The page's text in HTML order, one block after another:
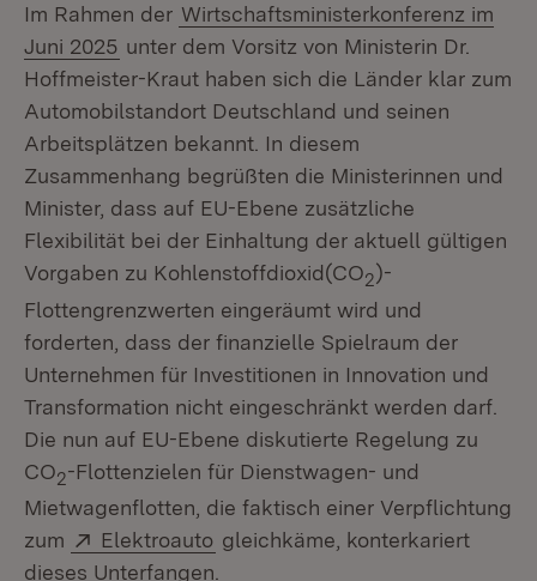
Im Rahmen der Wirtschaftsministerkonferenz im
Juni 2025 unter dem Vorsitz von Ministerin Dr.
Hoffmeister-Kraut haben sich die Länder klar zum
Automobilstandort Deutschland und seinen
Arbeitsplätzen bekannt. In diesem
Zusammenhang begrüßten die Ministerinnen und
Minister, dass auf EU-Ebene zusätzliche
Flexibilität bei der Einhaltung der aktuell gültigen
Vorgaben zu Kohlenstoffdioxid(CO2)-
Flottengrenzwerten eingeräumt wird und
forderten, dass der finanzielle Spielraum der
Unternehmen für Investitionen in Innovation und
Transformation nicht eingeschränkt werden darf.
Die nun auf EU-Ebene diskutierte Regelung zu
CO2-Flottenzielen für Dienstwagen- und
Mietwagenflotten, die faktisch einer Verpflichtung
zum
Extern:
Elektroauto (Öffnet in neuem Fenster)
gleichkäme, konterkariert
dieses Unterfangen.